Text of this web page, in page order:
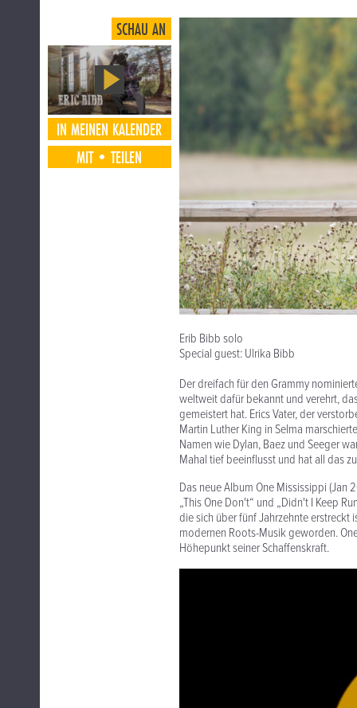
SCHAU AN
IN MEINEN KALENDER
MIT•TEILEN
Erib Bibb solo
Special guest: Ulrika Bibb
Der dreifach für den Grammy
weltweit dafür bekannt und verehrt,
gemeistert hat. Erics Vater, der
Martin Luther King in Selma
Namen wie Dylan, Baez und Seeger
Mahal tief beeinflusst und hat all das
Das neue Album One Mississippi (Jan
„This One Don't“ und „Didn't I Keep
die sich über fünf Jahrzehnte erstreckt
modernen Roots-Musik geworden.
Höhepunkt seiner Schaffenskraft.